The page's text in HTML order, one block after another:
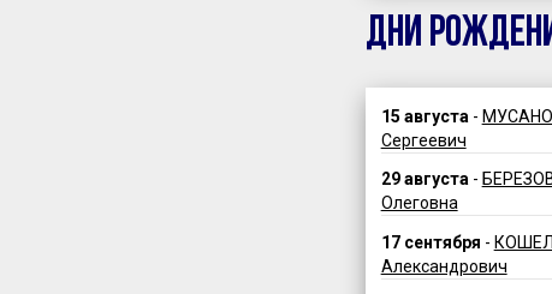
ДНИ
15 августа -
Сергеевич
29 августа-
Олеговна
17 сентября -
Александрович